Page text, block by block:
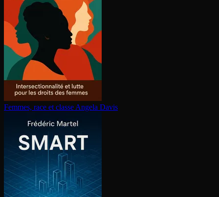
Femmes, race et classe Angela Davis